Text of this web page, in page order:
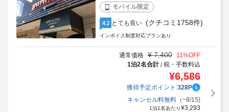
モバイル限定
4.2 とても良い (クチコミ1758件)
インボイス制度対応プランあり
通常価格 ¥ 7,400 11%OFF
1泊2名合計/税・手数料込
¥6,586
獲得予定ポイント:328P
キャンセル料無料（~8/15)
1泊1名あたり¥3,293